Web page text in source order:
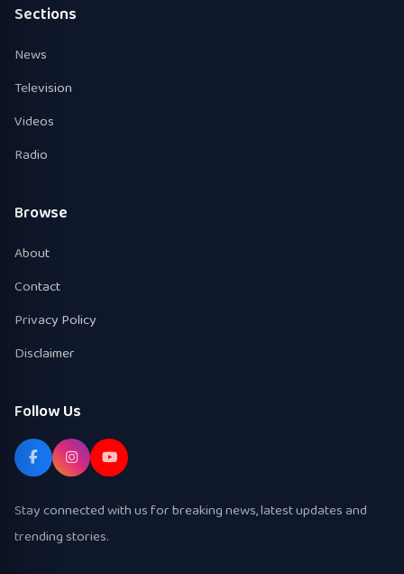
Sections
News
Television
Videos
Radio
Browse
About
Contact
Privacy Policy
Disclaimer
Follow Us
Stay connected with us for breaking news, latest updates and
trending stories.